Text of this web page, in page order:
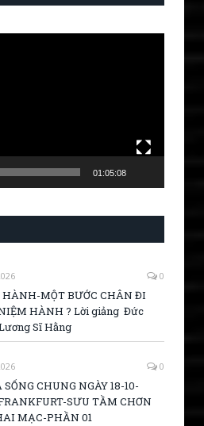
01:05:08
0
MỘT BƯỚC CHÂN ĐI
HÀNH ? Lời giảng Đức
Sĩ Hằng
0
CHUNG NGÀY 18-10-
SƯU TẦM CHƠN
MẠC-PHẦN 01